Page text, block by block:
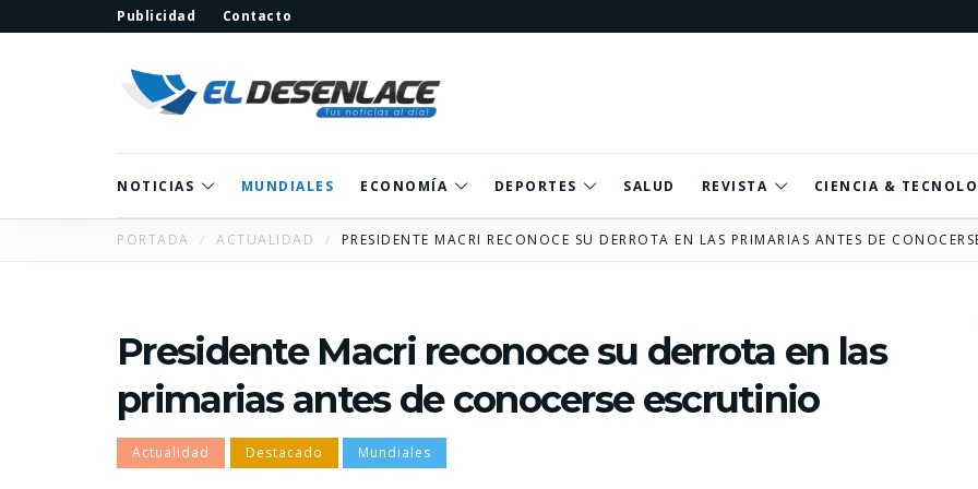
Publicidad Contacto
NOTICIAS MUNDIALES ECONOMÍA DEPORTES SALUD REVISTA CIENCIA &
PORTADA ACTUALIDAD PRESIDENTE MACRI RECONOCE SU DERROTA EN LAS PRIMARIAS ANTES DE
Presidente Macri reconoce su derrota en las
primarias antes de conocerse escrutinio
Actualidad Destacado Mundiales